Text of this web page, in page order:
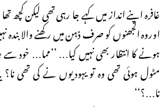
غافرہ اپنے انداز میں کہے جا رہی تھی لیکن کچھ
اوروہ الجھنوں کو صرف ذہن میں رکھنے والا
مٹول ہوئی تھی وہ تو یہودیوں نے کی تھی
نا…؟‘‘